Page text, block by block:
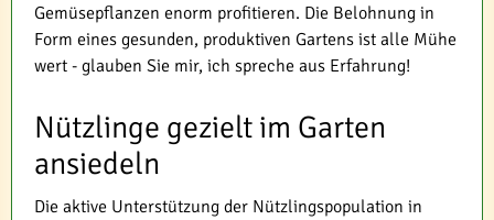
Gemüsepflanzen enorm profitieren. Die Belohnung in
Form eines gesunden, produktiven Gartens ist alle Mühe
wert - glauben Sie mir, ich spreche aus Erfahrung!
Nützlinge gezielt im Garten
ansiedeln
Die aktive Unterstützung der Nützlingspopulation in